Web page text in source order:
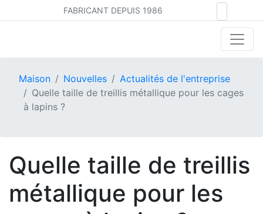
FABRICANT DEPUIS 1986
Maison Nouvelles
Actualités de l'entreprise
Quelle taille de treillis métallique pour les cages
à lapins ?
Quelle taille de treillis
métallique pour les